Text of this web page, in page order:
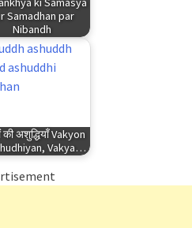
Samadhan par
Nibandh
की अशुद्धियाँ Vakyon
Vakya…